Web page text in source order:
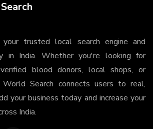
trusted local search engine and
in India. Whether you're looking for
blood donors, local shops, or
World Search connects users to real,
your business today and increase your
India.